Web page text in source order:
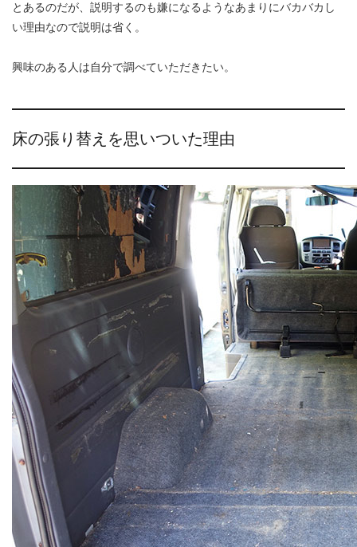
とあるのだが、説明するのも嫌になるようなあまりにバカバカし
い理由なので説明は省く。
興味のある人は自分で調べていただきたい。
床の張り替えを思いついた理由